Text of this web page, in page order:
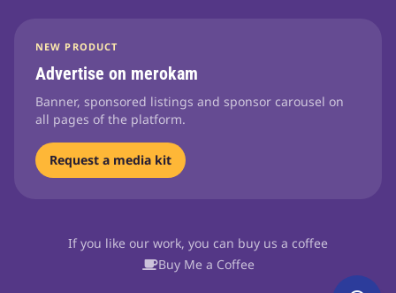
NEW PRODUCT
Advertise on merokam
Banner, sponsored listings and sponsor carousel on
all pages of the platform.
Request a media kit
If you like our work, you can buy us a coffee
Buy Me a Coffee